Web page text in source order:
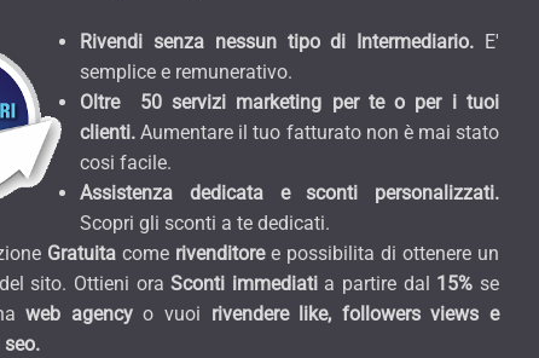
Rivendi senza nessun tipo di Intermediario. E'
semplice e remunerativo.
Oltre 50 servizi marketing per te o per i tuoi
clienti. Aumentare il tuo fatturato non è mai stato
cosi facile.
Assistenza dedicata e sconti personalizzati.
Scopri gli sconti a te dedicati.
Gratuita come rivenditoree possibilita di ottenere un
sito. Ottieni oraSconti immediati a partire dal 15% se
web agencyo vuoi rivendere like, followers views e
seo.